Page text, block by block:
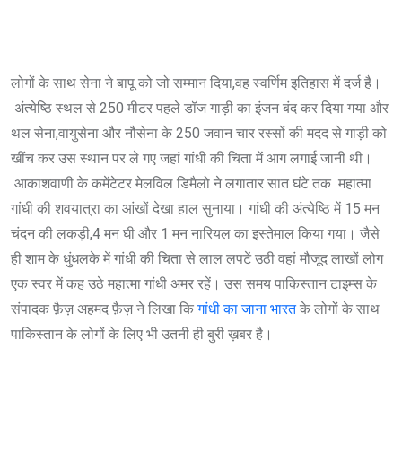
लोगों के साथ सेना ने बापू को जो सम्मान दिया,वह स्वर्णिम इतिहास में दर्ज है।
अंत्येष्ठि स्थल से 250 मीटर पहले डॉज गाड़ी का इंजन बंद कर दिया गया और
थल सेना,वायुसेना और नौसेना के 250 जवान चार रस्सों की मदद से गाड़ी को
खींच कर उस स्थान पर ले गए जहां गांधी की चिता में आग लगाई जानी थी।
आकाशवाणी के कमेंटेटर मेलविल डिमैलो ने लगातार सात घंटे तक महात्मा
गांधी की शवयात्रा का आंखों देखा हाल सुनाया। गांधी की अंत्येष्ठि में 15 मन
चंदन की लकड़ी,4 मन घी और 1 मन नारियल का इस्तेमाल किया गया। जैसे
ही शाम के धुंधलके में गांधी की चिता से लाल लपटें उठी वहां मौजूद लाखों लोग
एक स्वर में कह उठे महात्मा गांधी अमर रहें। उस समय पाकिस्तान टाइम्स के
संपादक फ़ैज़ अहमद फ़ैज़ ने लिखा किगांधी का जाना भारतके लोगों के साथ
पाकिस्तान के लोगों के लिए भी उतनी ही बुरी ख़बर है।